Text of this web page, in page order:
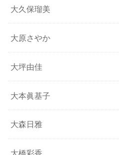
大久保瑠美
大原さやか
大坪由佳
大本眞基子
大森日雅